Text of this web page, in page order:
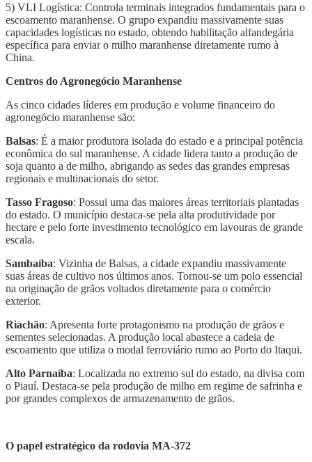
5) VLI Logística: Controla terminais integrados fundamentais para o
escoamento maranhense. O grupo expandiu massivamente suas
capacidades logísticas no estado, obtendo habilitação alfandegária
específica para enviar o milho maranhense diretamente rumo à
China.
Centros do Agronegócio Maranhense
As cinco cidades líderes em produção e volume financeiro do
agronegócio maranhense são:
Balsas: É a maior produtora isolada do estado e a principal potência
econômica do sul maranhense. A cidade lidera tanto a produção de
soja quanto a de milho, abrigando as sedes das grandes empresas
regionais e multinacionais do setor.
Tasso Fragoso: Possui uma das maiores áreas territoriais plantadas
do estado. O município destaca-se pela alta produtividade por
hectare e pelo forte investimento tecnológico em lavouras de grande
escala.
Sambaíba: Vizinha de Balsas, a cidade expandiu massivamente
suas áreas de cultivo nos últimos anos. Tornou-se um polo essencial
na originação de grãos voltados diretamente para o comércio
exterior.
Riachão: Apresenta forte protagonismo na produção de grãos e
sementes selecionadas. A produção local abastece a cadeia de
escoamento que utiliza o modal ferroviário rumo ao Porto do Itaqui.
Alto Parnaíba: Localizada no extremo sul do estado, na divisa com
o Piauí. Destaca-se pela produção de milho em regime de safrinha e
por grandes complexos de armazenamento de grãos.
O papel estratégico da rodovia MA-372